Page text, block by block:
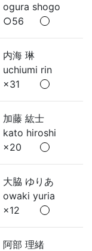
ogura shogo
○56
内海 琳
uchiumi rin
×31
加藤 紘士
kato hiroshi
×20
大脇 ゆりあ
owaki yuria
×12
阿部 理緒